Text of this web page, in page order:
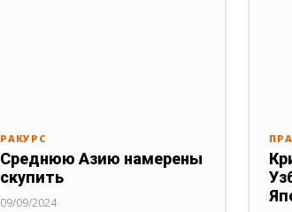
РАКУРС
Среднюю Азию намерены
скупить
09/09/2024